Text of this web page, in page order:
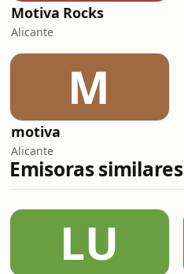
Motiva Rocks
Alicante
M
motiva
Alicante
Emisoras similares
LU